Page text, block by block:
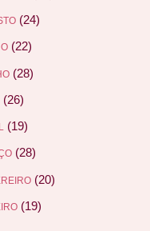
(24)
(22)
(28)
(26)
(19)
(28)
(20)
(19)